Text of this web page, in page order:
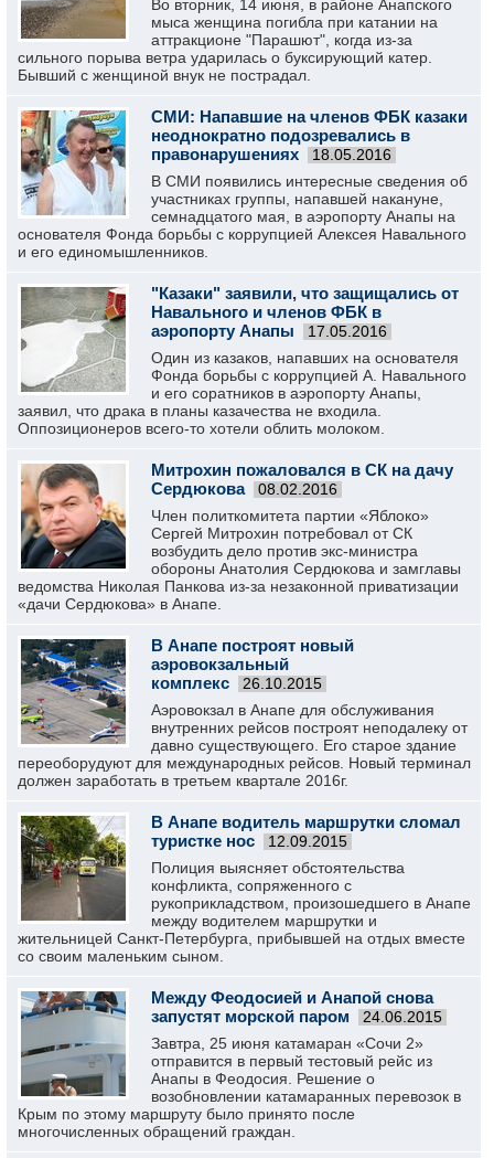
Во вторник, 14 июня, в районе Анапского
мыса женщина погибла при катании на
аттракционе "Парашют", когда из-за
сильного порыва ветра ударилась о буксирующий катер.
Бывший с женщиной внук не пострадал.
СМИ: Напавшие на членов ФБК казаки
неоднократно подозревались в
правонарушениях
18.05.2016
В СМИ появились интересные сведения об
участниках группы, напавшей накануне,
семнадцатого мая, в аэропорту Анапы на
основателя Фонда борьбы с коррупцией Алексея Навального
и его единомышленников.
"Казаки" заявили, что защищались от
Навального и членов ФБК в
аэропорту Анапы
17.05.2016
Один из казаков, напавших на основателя
Фонда борьбы с коррупцией А. Навального
и его соратников в аэропорту Анапы,
заявил, что драка в планы казачества не входила.
Оппозиционеров всего-то хотели облить молоком.
Митрохин пожаловался в СК на дачу
Сердюкова
08.02.2016
Член политкомитета партии «Яблоко»
Сергей Митрохин потребовал от СК
возбудить дело против экс-министра
обороны Анатолия Сердюкова и замглавы
ведомства Николая Панкова из-за незаконной приватизации
«дачи Сердюкова» в Анапе.
В Анапе построят новый
аэровокзальный
комплекс
26.10.2015
Аэровокзал в Анапе для обслуживания
внутренних рейсов построят неподалеку от
давно существующего. Его старое здание
переоборудуют для международных рейсов. Новый терминал
должен заработать в третьем квартале 2016г.
В Анапе водитель маршрутки сломал
туристке нос
12.09.2015
Полиция выясняет обстоятельства
конфликта, сопряженного с
рукоприкладством, произошедшего в Анапе
между водителем маршрутки и
жительницей Санкт-Петербурга, прибывшей на отдых вместе
со своим маленьким сыном.
Между Феодосией и Анапой снова
запустят морской паром
24.06.2015
Завтра, 25 июня катамаран «Сочи 2»
отправится в первый тестовый рейс из
Анапы в Феодосия. Решение о
возобновлении катамаранных перевозок в
Крым по этому маршруту было принято после
многочисленных обращений граждан.